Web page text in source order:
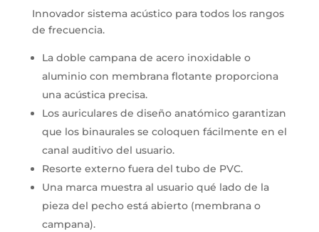
Innovador sistema acústico para todos los rangos
de frecuencia.
La doble campana de acero inoxidable o
aluminio con membrana flotante proporciona
una acústica precisa.
Los auriculares de diseño anatómico garantizan
que los binaurales se coloquen fácilmente en el
canal auditivo del usuario.
Resorte externo fuera del tubo de PVC.
Una marca muestra al usuario qué lado de la
pieza del pecho está abierto (membrana o
campana).